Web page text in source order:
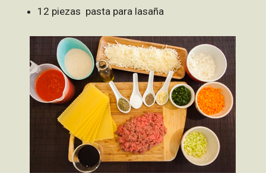
12 piezas pasta para lasaña